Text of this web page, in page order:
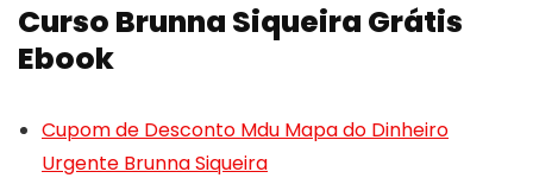
Curso Brunna Siqueira Grátis
Ebook
Cupom de Desconto Mdu Mapa do Dinheiro
Urgente Brunna Siqueira